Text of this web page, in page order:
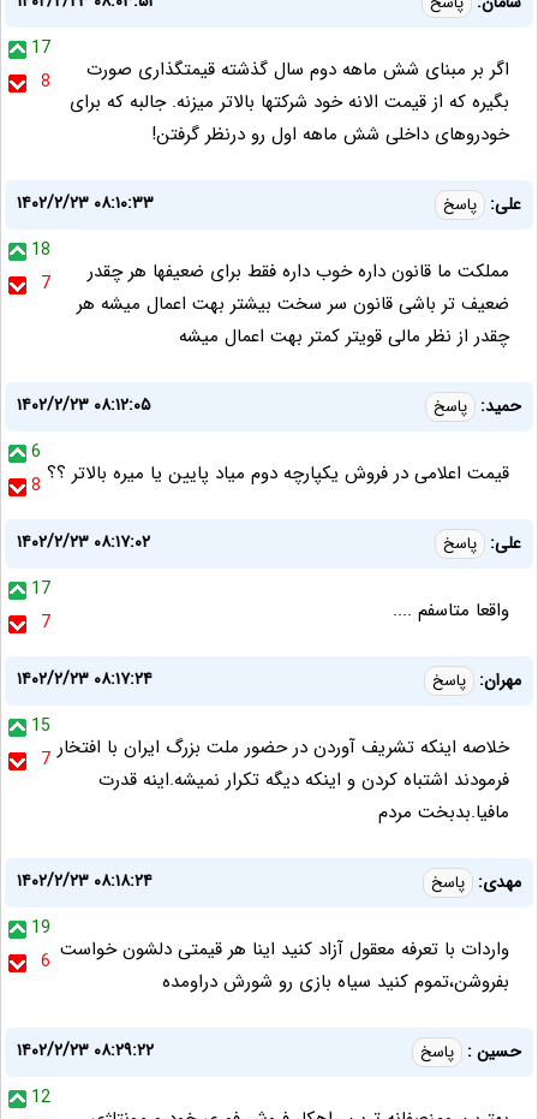
17
8
اگر بر مبنای شش ماهه دوم سال گذشته قیمتگذاری صورت
بگیره که از قیمت الانه خود شرکتها بالاتر میزنه. جالبه که برای
خودروهای داخلی شش ماهه اول رو درنظر گرفتن!
علی: پاسخ
۱۴۰۲/۲/۲۳ ۰۸:۱۰:۳۳
18
7
مملکت ما قانون داره خوب داره فقط برای ضعیفها هر چقدر
ضعیف تر باشی قانون سر سخت بیشتر بهت اعمال میشه هر
چقدر از نظر مالی قویتر کمتر بهت اعمال میشه
حمید: پاسخ
۱۴۰۲/۲/۲۳ ۰۸:۱۲:۰۵
6
8 قیمت اعلامی در فروش یکپارچه دوم میاد پایین یا میره بالاتر ؟؟
علی: پاسخ
۱۴۰۲/۲/۲۳ ۰۸:۱۷:۰۲
17
7
واقعا متاسفم ....
مهران: پاسخ
۱۴۰۲/۲/۲۳ ۰۸:۱۷:۲۴
15
7 خلاصه اینکه تشریف آوردن در حضور ملت بزرگ ایران با افتخار
فرمودند اشتباه کردن و اینکه دیگه تکرار نمیشه.اینه قدرت
مافیا.بدبخت مردم
مهدی: پاسخ
۱۴۰۲/۲/۲۳ ۰۸:۱۸:۲۴
19
6 واردات با تعرفه معقول آزاد کنید اینا هر قیمتی دلشون خواست
بفروشن،تموم کنید سیاه بازی رو شورش دراومده
حسین : پاسخ
۱۴۰۲/۲/۲۳ ۰۸:۲۹:۲۲
12